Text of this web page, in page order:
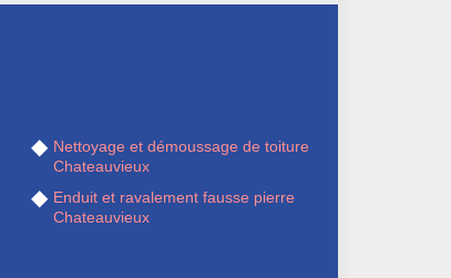
Nettoyage et démoussage de toiture
Chateauvieux
Enduit et ravalement fausse pierre
Chateauvieux